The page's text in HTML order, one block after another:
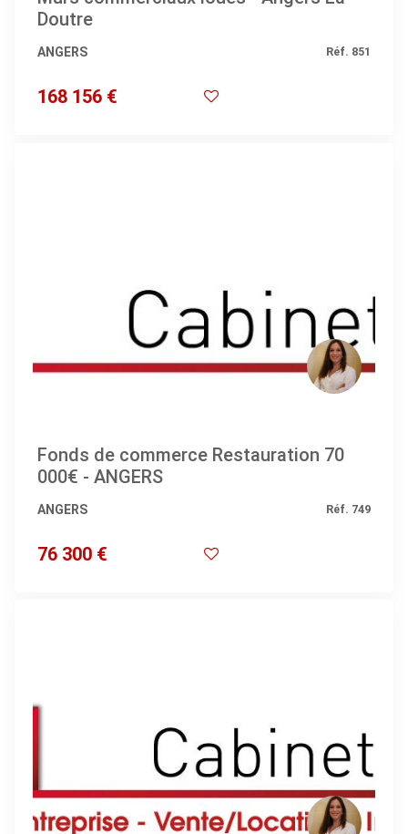
Doutre
ANGERS Réf. 851
168 156 €
Fonds de commerce Restauration 70
000€ - ANGERS
ANGERS Réf. 749
76 300 €